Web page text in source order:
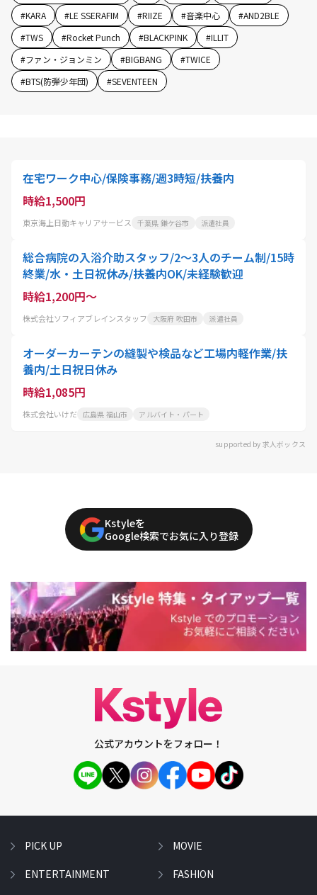
#KARA #LE SSERAFIM #RIIZE #音楽中心 #AND2BLE
#TWS #Rocket Punch #BLACKPINK #ILLIT
#ファン・ジョンミン #BIGBANG #TWICE
#BTS(防弾少年団) #SEVENTEEN
在宅ワーク中心/保険事務/週3時短/扶養内
時給1,500円
東京海上日動キャリアサービス 千葉県 鎌ケ谷市 派遣社員
総合病院の入浴介助スタッフ/2〜3人のチーム制/15時
終業/水・土日祝休み/扶養内OK/未経験歓迎
時給1,200円～
株式会社ソフィアブレインスタッフ 大阪府 吹田市 派遣社員
オーダーカーテンの縫製や検品など工場内軽作業/扶
養内/土日祝日休み
時給1,085円
株式会社いけだ 広島県 福山市 アルバイト・パート
supported by 求人ボックス
Kstyleを
Google検索でお気に入り登録
公式アカウントをフォロー！
PICK UP
ENTERTAINMENT
MOVIE
FASHION